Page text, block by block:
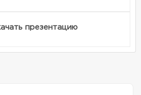
презентацию